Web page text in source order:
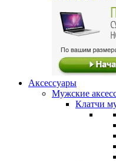
Аксессуары
Мужские
Клатчи